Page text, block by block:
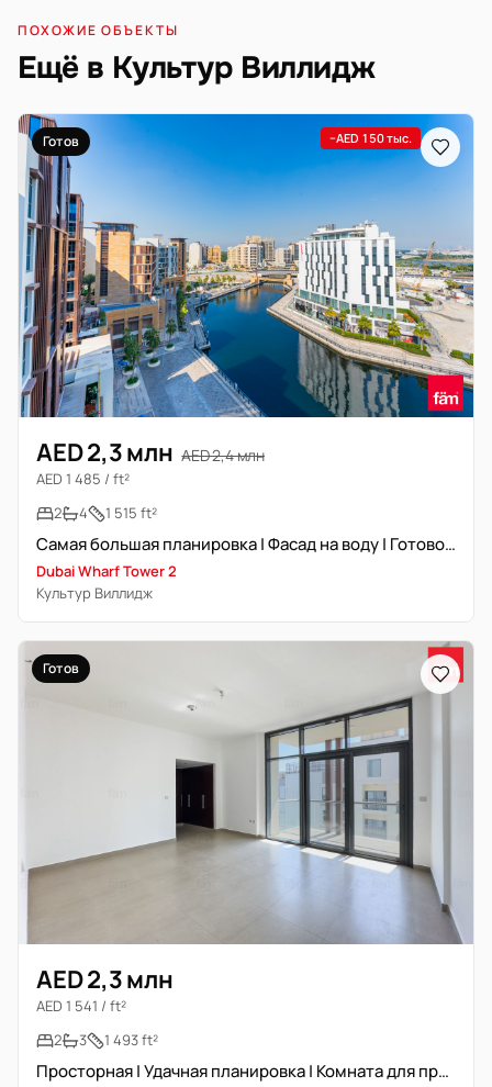
ПОХОЖИЕ ОБЪЕКТЫ
Ещё в Культур Виллидж
Готов −AED 150 тыс.
AED 2,3 млн AED 2,4 млн
AED 1 485 / ft²
2
4 1 515 ft²
Самая большая планировка | Фасад на воду | Готово к заселению
Dubai Wharf Tower 2
Культур Виллидж
Готов
AED 2,3 млн
AED 1 541 / ft²
2
3 1 493 ft²
Просторная | Удачная планировка | Комната для прислуги